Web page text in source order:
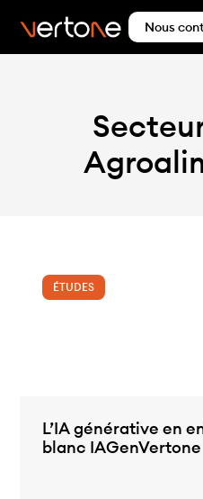
Nous
ÉTUDES
L’IA générative en
blanc IAGenVertone